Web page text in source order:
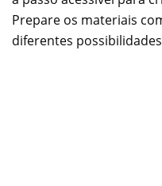
Prepare os materiais
diferentes